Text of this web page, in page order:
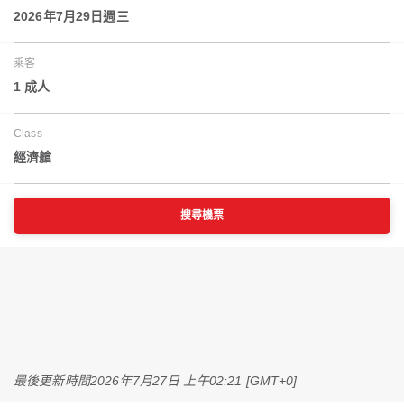
2026年7月29日週三
乘客
1 成人
Class
經濟艙
搜尋機票
最後更新時間2026年7月27日 上午02:21 [GMT+0]